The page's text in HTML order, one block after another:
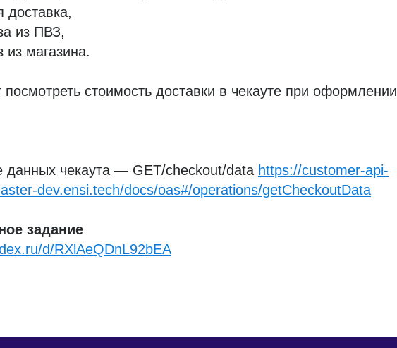
доставка,
из ПВЗ,
из магазина.
стоимость доставки в чекауте при оформлении
данных чекаута — GET/checkout/data https://customer-api-
dev.ensi.tech/docs/oas#/operations/getCheckoutData
задание
d/RXlAeQDnL92bEA